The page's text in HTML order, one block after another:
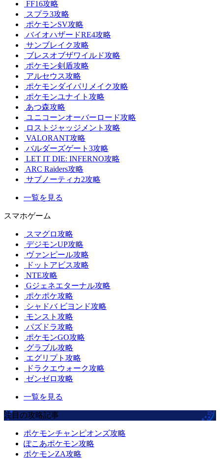
FF16攻略
スプラ3攻略
ポケモンSV攻略
バイオハザードRE4攻略
サンブレイク攻略
ブレスオブザワイルド攻略
ポケモン剣盾攻略
アルセウス攻略
ポケモンダイパリメイク攻略
ポケモンユナイト攻略
あつ森攻略
ユニコーンオーバーロード攻略
ロストジャッジメント攻略
VALORANT攻略
バルダーズゲート3攻略
LET IT DIE: INFERNO攻略
ARC Raiders攻略
サブノーティカ2攻略
一覧を見る
スマホゲーム
スマグロ攻略
デジモンUP攻略
ヴァンピール攻略
ドットアビス攻略
NTE攻略
Gジェネエターナル攻略
ポケポケ攻略
シャドバ ビヨンド攻略
モンスト攻略
パズドラ攻略
ポケモンGO攻略
グラブル攻略
エグリプト攻略
ドラクエウォーク攻略
ゼンゼロ攻略
一覧を見る
注目の攻略記事
ポケモンチャンピオンズ攻略
ぽこあポケモン攻略
ポケモンZA攻略